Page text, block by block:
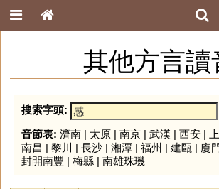
其他方言讀
搜索字頭:
音節表: 濟南| 太原| 南京| 武漢 | 西安|
南昌 | 黎川 | 長沙| 湘潭| 福州 | 建甌 | 廈
封開南豐 | 梅縣| 南雄珠璣